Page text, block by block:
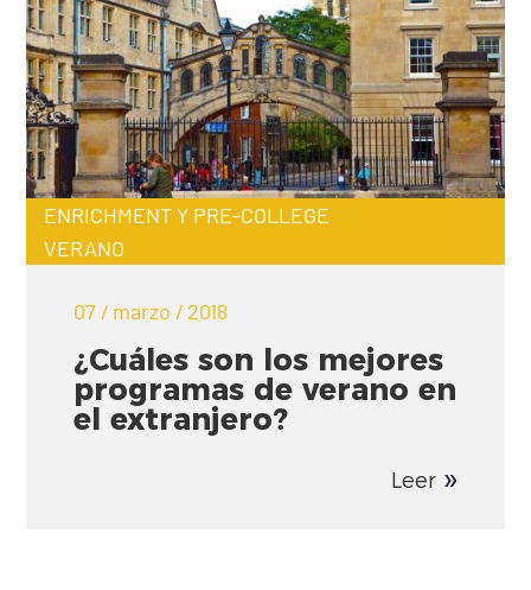
ENRICHMENT Y PRE-COLLEGE
VERANO
07 / marzo / 2018
¿Cuáles son los mejores
programas de verano en
el extranjero?
Leer